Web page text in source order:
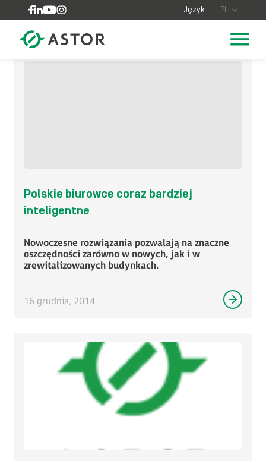
Skip to content Język PL
Polskie biurowce coraz bardziej
inteligentne
Nowoczesne rozwiązania pozwalają na znaczne
oszczędności zarówno w nowych, jak i w
zrewitalizowanych budynkach.
16 grudnia, 2014